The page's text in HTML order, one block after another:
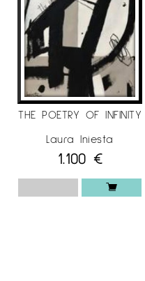
THE POETRY OF INFINITY
Laura Iniesta
1.100 €